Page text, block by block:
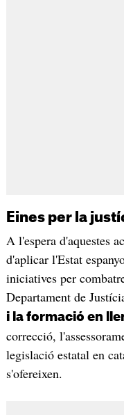
Eines per la
A l'espera d'aquestes
d'aplicar l'Estat
iniciatives per
Departament de
i la formació en
correcció,
legislació estatal en
s'ofereixen.